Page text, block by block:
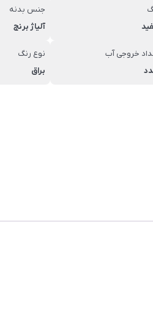
جنس بدنه
آلیاژ برنج
خروجی آب
نوع رنگ
براق